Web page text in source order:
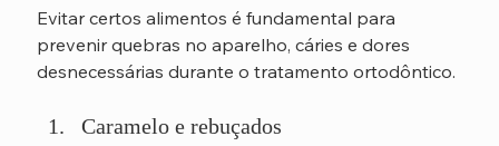
Evitar certos alimentos é fundamental para
prevenir quebras no aparelho, cáries e dores
desnecessárias durante o tratamento ortodôntico.
Caramelo e rebuçados